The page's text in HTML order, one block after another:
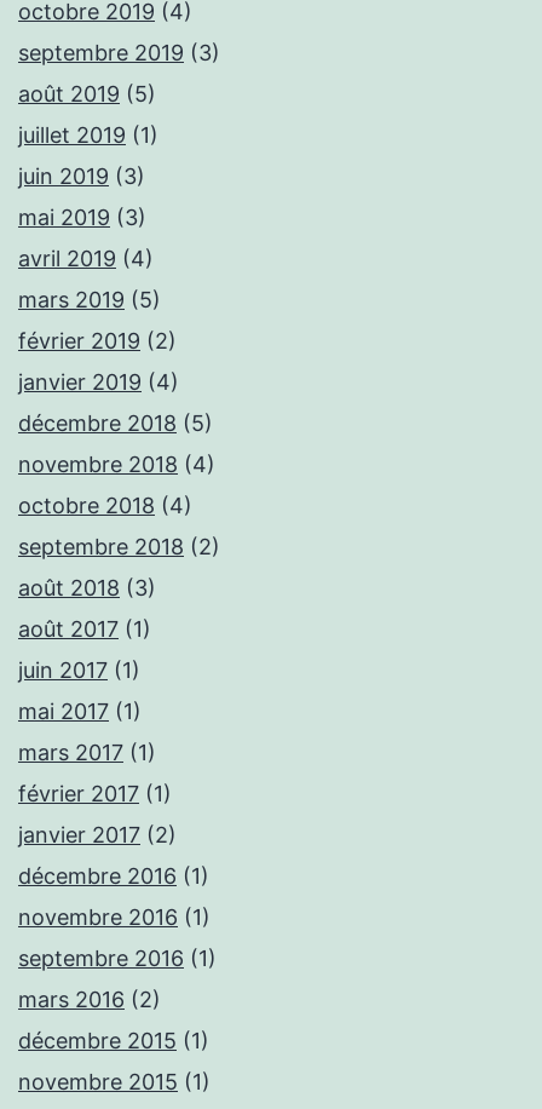
octobre 2019 (4)
septembre 2019 (3)
août 2019 (5)
juillet 2019 (1)
juin 2019 (3)
mai 2019 (3)
avril 2019 (4)
mars 2019 (5)
février 2019 (2)
janvier 2019 (4)
décembre 2018 (5)
novembre 2018 (4)
octobre 2018 (4)
septembre 2018 (2)
août 2018 (3)
août 2017 (1)
juin 2017 (1)
mai 2017 (1)
mars 2017 (1)
février 2017 (1)
janvier 2017 (2)
décembre 2016 (1)
novembre 2016 (1)
septembre 2016 (1)
mars 2016 (2)
décembre 2015 (1)
novembre 2015 (1)